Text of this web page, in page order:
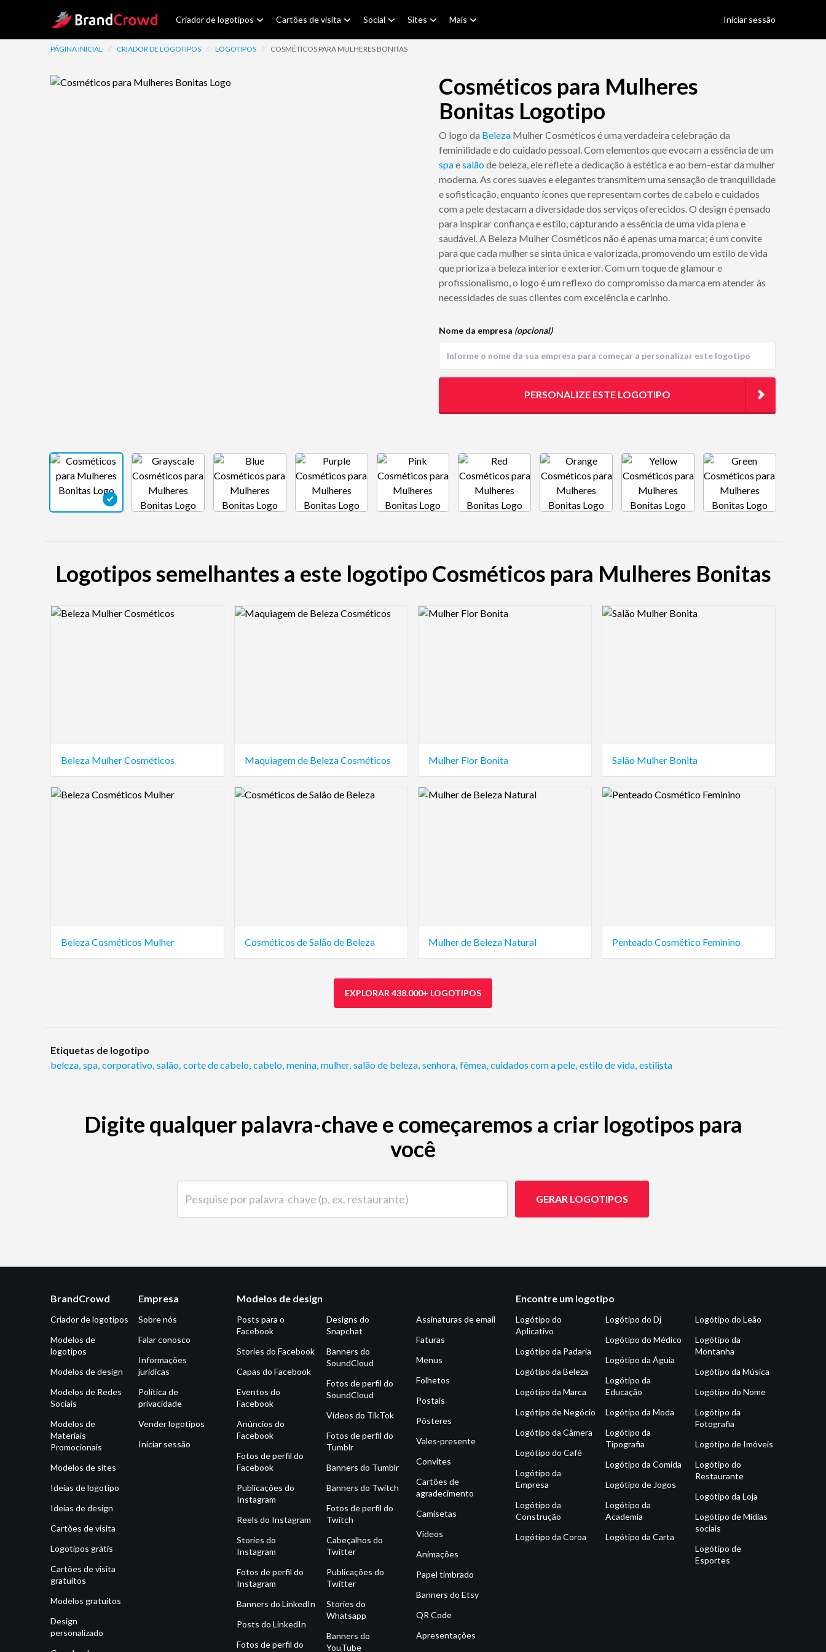
Site Logo Criador de logotipos Cartões de visita Social Sites Mais Iniciar sessão
PÁGINA INICIAL // CRIADOR DE LOGOTIPOS // LOGOTIPOS // COSMÉTICOS PARA MULHERES BONITAS
Cosméticos para Mulheres
Bonitas Logotipo
O logo da Beleza Mulher Cosméticos é uma verdadeira celebração da
feminilidade e do cuidado pessoal. Com elementos que evocam a essência de um
spaesalãode beleza, ele reflete a dedicação à estética e ao bem-estar da mulher
moderna. As cores suaves e elegantes transmitem uma sensação de tranquilidade
e sofisticação, enquanto ícones que representam cortes de cabelo e cuidados
com a pele destacam a diversidade dos serviços oferecidos. O design é pensado
para inspirar confiança e estilo, capturando a essência de uma vida plena e
saudável. A Beleza Mulher Cosméticos não é apenas uma marca; é um convite
para que cada mulher se sinta única e valorizada, promovendo um estilo de vida
que prioriza a beleza interior e exterior. Com um toque de glamour e
profissionalismo, o logo é um reflexo do compromisso da marca em atender às
necessidades de suas clientes com excelência e carinho.
Nome da empresa (opcional)
PERSONALIZE ESTE LOGOTIPO
Logotipos semelhantes a este logotipo Cosméticos para Mulheres Bonitas
Logo Preview Image
Beleza Mulher Cosméticos
Logo Preview Image
Maquiagem de Beleza Cosméticos
Logo Preview Image
Mulher Flor Bonita
Logo Preview Image
Salão Mulher Bonita
Logo Preview Image
Beleza Cosméticos Mulher
Logo Preview Image
Cosméticos de Salão de Beleza
Logo Preview Image
Mulher de Beleza Natural
Logo Preview Image
Penteado Cosmético Feminino
EXPLORAR 438.000+ LOGOTIPOS
Etiquetas de logotipo
beleza, spa, corporativo, salão, corte de cabelo, cabelo, menina, mulher, salão de beleza, senhora, fêmea, cuidados com a pele, estilo de vida, estilista
Digite qualquer palavra-chave e começaremos a criar logotipos para
você
GERAR LOGOTIPOS
BrandCrowd
Criador de logotipos
Modelos de
logotipos
Modelos de design
Modelos de Redes
Sociais
Modelos de
Materiais
Promocionais
Modelos de sites
Ideias de logotipo
Ideias de design
Cartões de visita
Logotipos grátis
Cartões de visita
gratuitos
Modelos gratuitos
Design
personalizado
Empresa
Sobre nós
Falar conosco
Informações
jurídicas
Política de
privacidade
Vender logotipos
Iniciar sessão
Modelos de design
Posts para o
Facebook
Stories do Facebook
Capas do Facebook
Eventos do
Facebook
Anúncios do
Facebook
Fotos de perfil do
Facebook
Publicações do
Instagram
Reels do Instagram
Stories do
Instagram
Fotos de perfil do
Instagram
Banners do LinkedIn
Posts do LinkedIn
Fotos de perfil do
Designs do
Snapchat
Banners do
SoundCloud
Fotos de perfil do
SoundCloud
Vídeos do TikTok
Fotos de perfil do
Tumblr
Banners do Tumblr
Banners do Twitch
Fotos de perfil do
Twitch
Cabeçalhos do
Twitter
Publicações do
Twitter
Stories do
Whatsapp
Banners do
YouTube
Assinaturas de email
Faturas
Menus
Folhetos
Postais
Pôsteres
Vales-presente
Convites
Cartões de
agradecimento
Camisetas
Vídeos
Animações
Papel timbrado
Banners do Etsy
QR Code
Apresentações
Encontre um logotipo
Logótipo do
Aplicativo
Logótipo da Padaria
Logótipo da Beleza
Logótipo da Marca
Logótipo de Negócio
Logótipo da Câmera
Logótipo do Café
Logótipo da
Empresa
Logótipo da
Construção
Logótipo da Coroa
Logótipo do Dj
Logótipo do Médico
Logótipo da Águia
Logótipo da
Educação
Logótipo da Moda
Logótipo da
Tipografia
Logótipo da Comida
Logótipo de Jogos
Logótipo da
Academia
Logótipo da Carta
Logótipo do Leão
Logótipo da
Montanha
Logótipo da Música
Logótipo do Nome
Logótipo da
Fotografia
Logótipo de Imóveis
Logótipo do
Restaurante
Logótipo da Loja
Logótipo de Mídias
sociais
Logótipo de
Esportes